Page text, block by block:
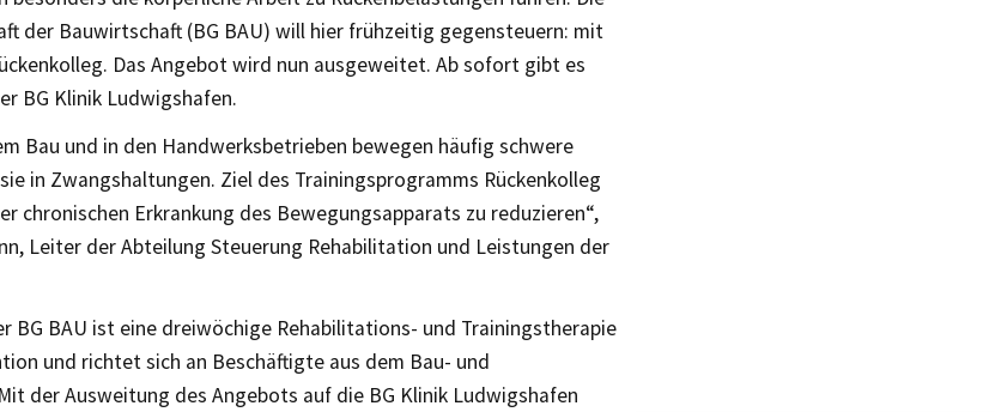
der Bauwirtschaft (BG BAU) will hier frühzeitig gegensteuern: mit
Das Angebot wird nun ausgeweitet. Ab sofort gibt es
BG Klinik Ludwigshafen.
Bau und in den Handwerksbetrieben bewegen häufig schwere
in Zwangshaltungen. Ziel des Trainingsprogramms Rückenkolleg
chronischen Erkrankung des Bewegungsapparats zu reduzieren“,
Leiter der Abteilung Steuerung Rehabilitation und Leistungen der
BG BAU ist eine dreiwöchige Rehabilitations- und Trainingstherapie
und richtet sich an Beschäftigte aus dem Bau- und
der Ausweitung des Angebots auf die BG Klinik Ludwigshafen